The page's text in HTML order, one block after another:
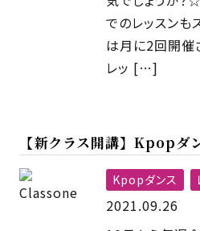
でのレッスンも
は月に2回開催
レッ […]
【新クラス開講】Kpop
Kpopダンス
2021.09.26